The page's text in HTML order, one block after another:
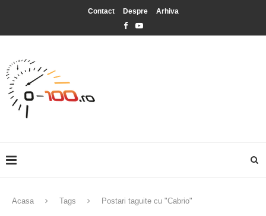
Contact Despre Arhiva
Acasa Tags Postari taguite cu "Cabrio"